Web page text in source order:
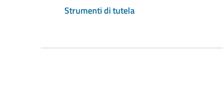
Strumenti di tutela